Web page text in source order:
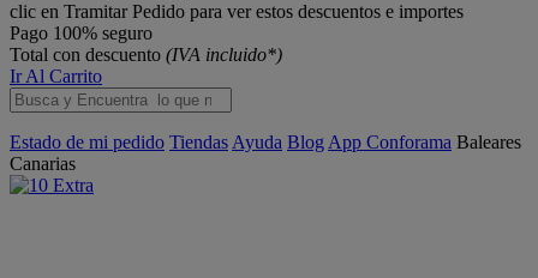
clic en Tramitar Pedido para ver estos descuentos e importes
Pago 100% seguro
Total con descuento (IVA incluido*)
Ir Al Carrito
Estado de mi pedido Tiendas Ayuda Blog App Conforama Baleares
Canarias